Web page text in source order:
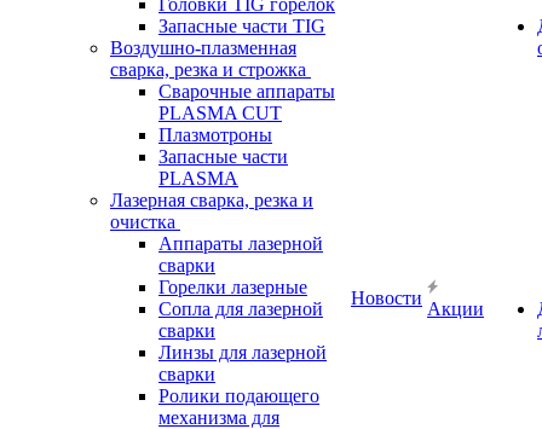
Головки TIG горелок
Запасные части TIG
Воздушно-плазменная
сварка, резка и строжка
Сварочные аппараты
PLASMA CUT
Плазмотроны
Запасные части
PLASMA
Лазерная сварка, резка и
очистка
Аппараты лазерной
сварки
Горелки лазерные
Сопла для лазерной
сварки
Линзы для лазерной
сварки
Ролики подающего
механизма для
Новости
Акции